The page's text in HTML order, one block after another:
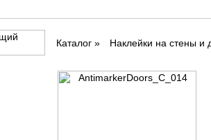
Каталог» Наклейки на стены и